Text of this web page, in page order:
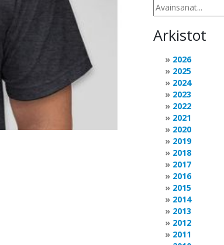
Arkistot
2026
2025
2024
2023
2022
2021
2020
2019
2018
2017
2016
2015
2014
2013
2012
2011